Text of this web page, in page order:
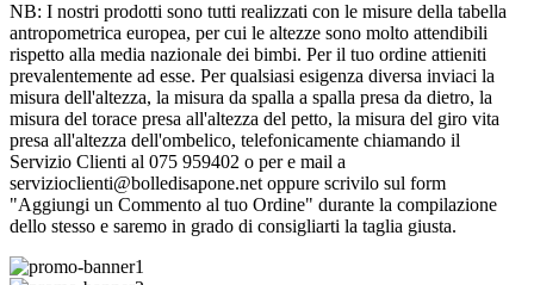
NB: I nostri prodotti sono tutti realizzati con le misure della tabella
antropometrica europea, per cui le altezze sono molto attendibili
rispetto alla media nazionale dei bimbi. Per il tuo ordine attieniti
prevalentemente ad esse. Per qualsiasi esigenza diversa inviaci la
misura dell'altezza, la misura da spalla a spalla presa da dietro, la
misura del torace presa all'altezza del petto, la misura del giro vita
presa all'altezza dell'ombelico, telefonicamente chiamando il
Servizio Clienti al 075 959402 o per e mail a
servizioclienti@bolledisapone.net oppure scrivilo sul form
"Aggiungi un Commento al tuo Ordine" durante la compilazione
dello stesso e saremo in grado di consigliarti la taglia giusta.